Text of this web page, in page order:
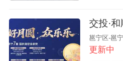
交投·
邕宁区-邕
更新中